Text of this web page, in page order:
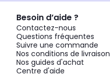
Besoin d’aide ?
Contactez-nous
Questions fréquentes
Suivre une commande
Nos conditions de livraison
Nos guides d'achat
Centre d'aide